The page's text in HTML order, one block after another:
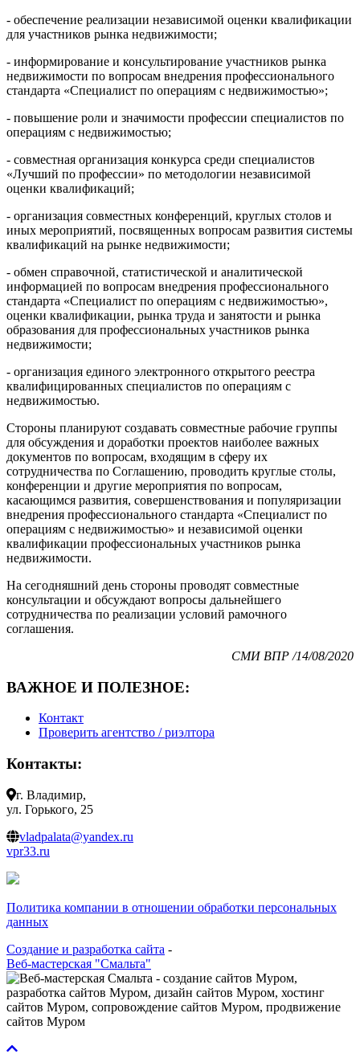
- обеспечение реализации независимой оценки квалификации
для участников рынка недвижимости;
- информирование и консультирование участников рынка
недвижимости по вопросам внедрения профессионального
стандарта «Специалист по операциям с недвижимостью»;
- повышение роли и значимости профессии специалистов по
операциям с недвижимостью;
- совместная организация конкурса среди специалистов
«Лучший по профессии» по методологии независимой
оценки квалификаций;
- организация совместных конференций, круглых столов и
иных мероприятий, посвященных вопросам развития системы
квалификаций на рынке недвижимости;
- обмен справочной, статистической и аналитической
информацией по вопросам внедрения профессионального
стандарта «Специалист по операциям с недвижимостью»,
оценки квалификации, рынка труда и занятости и рынка
образования для профессиональных участников рынка
недвижимости;
- организация единого электронного открытого реестра
квалифицированных специалистов по операциям с
недвижимостью.
Стороны планируют создавать совместные рабочие группы
для обсуждения и доработки проектов наиболее важных
документов по вопросам, входящим в сферу их
сотрудничества по Соглашению, проводить круглые столы,
конференции и другие мероприятия по вопросам,
касающимся развития, совершенствования и популяризации
внедрения профессионального стандарта «Специалист по
операциям с недвижимостью» и независимой оценки
квалификации профессиональных участников рынка
недвижимости.
На сегодняшний день стороны проводят совместные
консультации и обсуждают вопросы дальнейшего
сотрудничества по реализации условий рамочного
соглашения.
СМИ ВПР /14/08/2020
ВАЖНОЕ И ПОЛЕЗНОЕ:
Контакт
Проверить агентство / риэлтора
Контакты:
г. Владимир,
ул. Горького, 25
vladpalata@yandex.ru
vpr33.ru
Политика компании в отношении обработки персональных
данных
Создание и разработка сайта -
Веб-мастерская "Смальта"